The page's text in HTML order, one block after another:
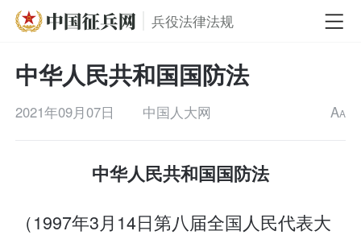
兵役法律法规
中华人民共和国国防法
2021年09月07日 中国人大网 AA
中华人民共和国国防法
（1997年3月14日第八届全国人民代表大